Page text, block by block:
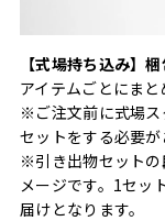
【式場持ち込み】
アイテムごとにまと
※ご注文前に式場ス
セットをする必要が
※引き出物セットの
メージです。1セッ
届けとなります。